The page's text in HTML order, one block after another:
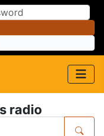
radio